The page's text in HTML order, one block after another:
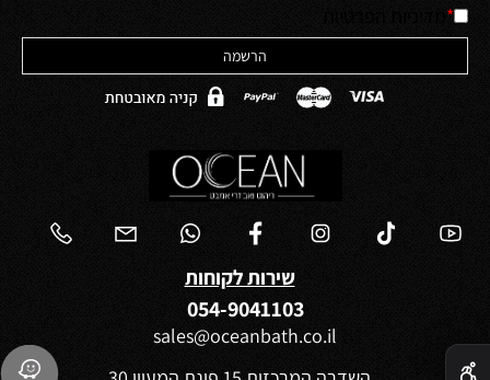
*
שירות לקוחות
054-9041103
sales@oceanbath.co.il